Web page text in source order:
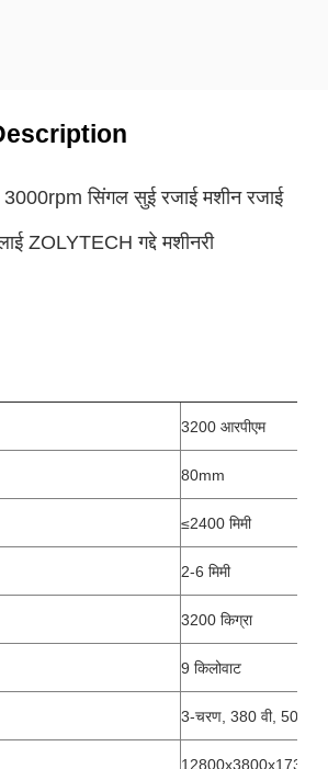
सिंगल सुई रजाई मशीन रजाई
ZOLYTECH गद्दे मशीनरी
3200 आरपीएम
80mm
≤2400 मिमी
2-6 मिमी
3200 किग्रा
9 किलोवाट
3-चरण, 380 वी, 50